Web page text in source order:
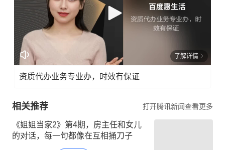
了解详情
资质代办业务专业办，时效有保证
相关推荐 打开腾讯新闻查看更多
《姐姐当家2》第4期，房主任和女儿
的对话，每一句都像在互相捅刀子